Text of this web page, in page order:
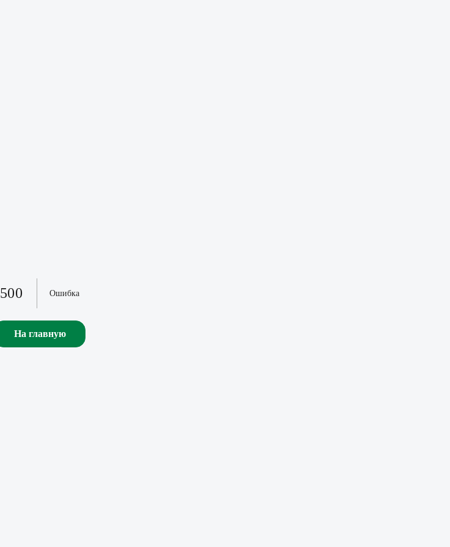
500 Ошибка
На главную